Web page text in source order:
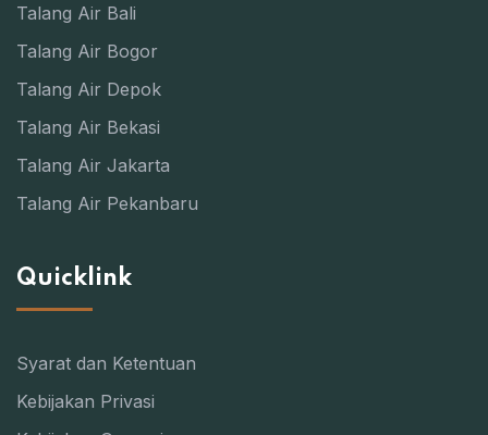
Talang Air Bali
Talang Air Bogor
Talang Air Depok
Talang Air Bekasi
Talang Air Jakarta
Talang Air Pekanbaru
Quicklink
Syarat dan Ketentuan
Kebijakan Privasi